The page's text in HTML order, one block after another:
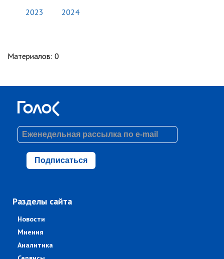
2023 2024
Материалов: 0
Подписаться
Разделы сайта
Новости
Мнения
Аналитика